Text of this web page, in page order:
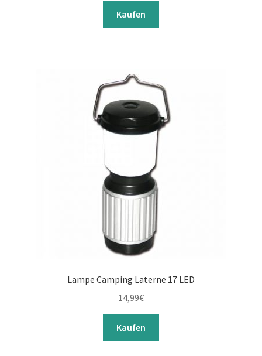
Kaufen
Lampe Camping Laterne 17 LED
14,99€
Kaufen